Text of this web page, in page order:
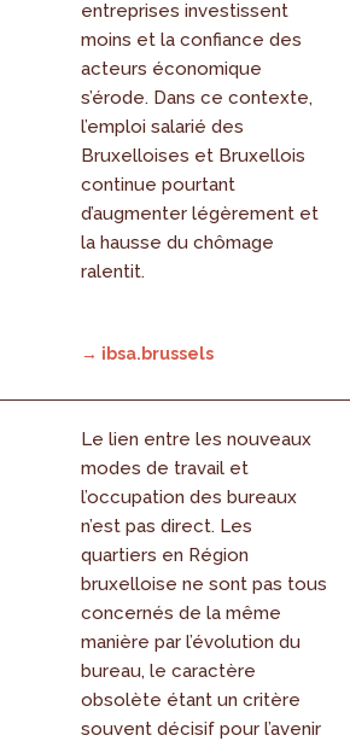
entreprises investissent
moins et la confiance des
acteurs économique
s’érode. Dans ce contexte,
l’emploi salarié des
Bruxelloises et Bruxellois
continue pourtant
d’augmenter légèrement et
la hausse du chômage
ralentit.
→ ibsa.brussels
Le lien entre les nouveaux
modes de travail et
l’occupation des bureaux
n’est pas direct. Les
quartiers en Région
bruxelloise ne sont pas tous
concernés de la même
manière par l’évolution du
bureau, le caractère
obsolète étant un critère
souvent décisif pour l’avenir